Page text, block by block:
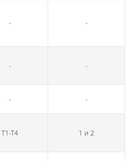
- -
- -
- -
Т1-Т4 1 и 2